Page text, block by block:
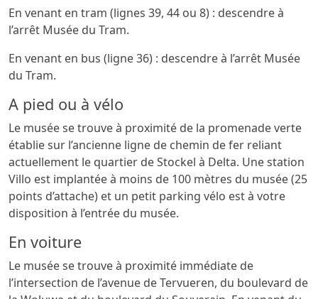
En venant en tram (lignes 39, 44 ou 8) : descendre à
l’arrêt Musée du Tram.
En venant en bus (ligne 36) : descendre à l’arrêt Musée
du Tram.
A pied ou à vélo
Le musée se trouve à proximité de la promenade verte
établie sur l’ancienne ligne de chemin de fer reliant
actuellement le quartier de Stockel à Delta. Une station
Villo est implantée à moins de 100 mètres du musée (25
points d’attache) et un petit parking vélo est à votre
disposition à l’entrée du musée.
En voiture
Le musée se trouve à proximité immédiate de
l’intersection de l’avenue de Tervueren, du boulevard de